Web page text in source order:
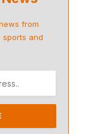
from
sports and